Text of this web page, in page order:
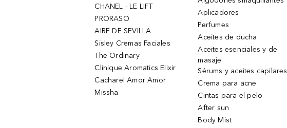
CHANEL - LE LIFT
PRORASO
AIRE DE SEVILLA
Sisley Cremas Faciales
The Ordinary
Clinique Aromatics Elixir
Cacharel Amor Amor
Missha
Aplicadores
Perfumes
Aceites de ducha
Aceites esenciales y de
masaje
Sérums y aceites capilares
Crema para acne
Cintas para el pelo
After sun
Body Mist